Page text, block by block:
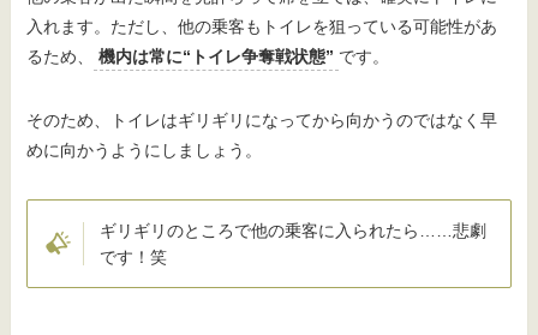
入れます。ただし、他の乗客もトイレを狙っている可能性があ
るため、
機内は常に“トイレ争奪戦状態” です。
そのため、トイレはギリギリになってから向かうのではなく早
めに向かうようにしましょう。
ギリギリのところで他の乗客に入られたら……悲劇
です！笑